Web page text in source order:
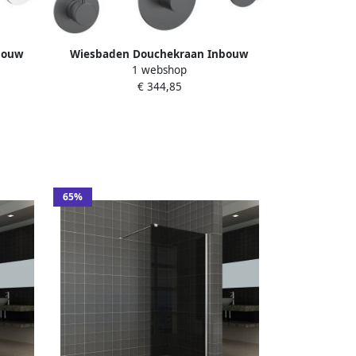
Wiesbaden Douchekraan Inbouw
Platinum Dreams Afbouwdeel
Thermostatisch met 2 Stopkranen
1 webshop
€ 344,85
65%